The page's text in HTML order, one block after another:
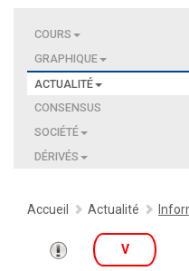
COURS
GRAPHIQUE
ACTUALITÉ
CONSENSUS
SOCIÉTÉ
DÉRIVÉS
Accueil Actualité
V